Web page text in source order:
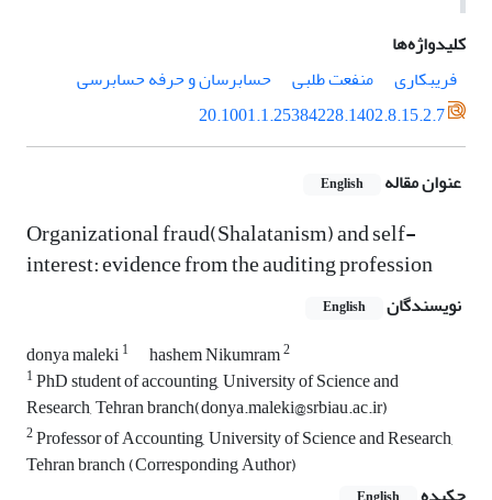
کلیدواژه‌ها
فریبکاری
منفعت طلبی
حسابرسان و حرفه حسابرسی
20.1001.1.25384228.1402.8.15.2.7
عنوان مقاله English
Organizational fraud(Shalatanism) and self-
interest: evidence from the auditing profession
نویسندگان English
donya maleki1 hashem Nikumram2
1PhD student of accounting, University of Science and
Research, Tehran branch(donya.maleki@srbiau.ac.ir)
2Professor of Accounting, University of Science and Research,
Tehran branch (Corresponding Author)